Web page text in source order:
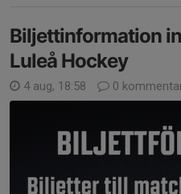
Biljettinformation
Luleå Hockey
4 aug, 18:58 0